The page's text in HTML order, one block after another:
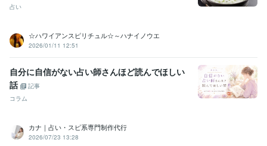
占い
☆ハワイアンスピリチュル☆～ハナイノウエ
2026/01/11 12:51
自分に自信がない占い師さんほど読んでほしい
話
記事
コラム
カナ｜占い・スピ系専門制作代行
2026/07/23 13:28